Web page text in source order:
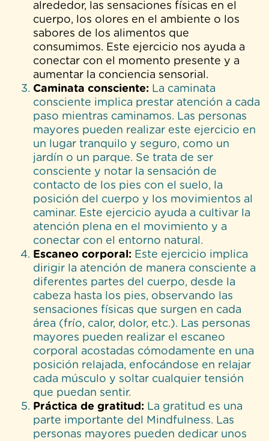
alrededor, las sensaciones físicas en el
cuerpo, los olores en el ambiente o los
sabores de los alimentos que
consumimos. Este ejercicio nos ayuda a
conectar con el momento presente y a
aumentar la conciencia sensorial.
Caminata consciente: La caminata
consciente implica prestar atención a cada
paso mientras caminamos. Las personas
mayores pueden realizar este ejercicio en
un lugar tranquilo y seguro, como un
jardín o un parque. Se trata de ser
consciente y notar la sensación de
contacto de los pies con el suelo, la
posición del cuerpo y los movimientos al
caminar. Este ejercicio ayuda a cultivar la
atención plena en el movimiento y a
conectar con el entorno natural.
Escaneo corporal: Este ejercicio implica
dirigir la atención de manera consciente a
diferentes partes del cuerpo, desde la
cabeza hasta los pies, observando las
sensaciones físicas que surgen en cada
área (frío, calor, dolor, etc.). Las personas
mayores pueden realizar el escaneo
corporal acostadas cómodamente en una
posición relajada, enfocándose en relajar
cada músculo y soltar cualquier tensión
que puedan sentir.
Práctica de gratitud: La gratitud es una
parte importante del Mindfulness. Las
personas mayores pueden dedicar unos